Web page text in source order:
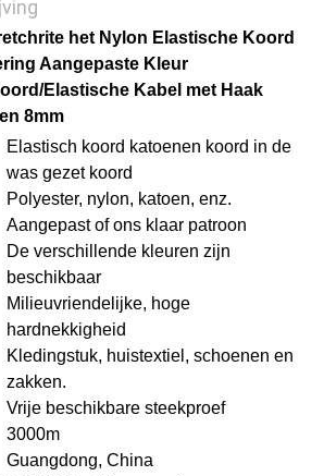
het Nylon Elastische Koord
Aangepaste Kleur
Elastische Kabel met Haak
8mm
Elastisch koord katoenen koord in de
was gezet koord
Polyester, nylon, katoen, enz.
Aangepast of ons klaar patroon
De verschillende kleuren zijn
beschikbaar
Milieuvriendelijke, hoge
hardnekkigheid
Kledingstuk, huistextiel, schoenen en
zakken.
Vrije beschikbare steekproef
3000m
Guangdong, China